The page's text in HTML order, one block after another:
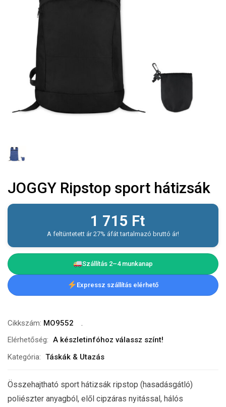
JOGGY Ripstop sport hátizsák
1 715 Ft
A feltüntetett ár 27% áfát tartalmazó bruttó ár!
Szállítás 2–4 munkanap
Expressz szállítás elérhető
Cikkszám: MO9552
Elérhetőség: A készletinfóhoz válassz színt!
Kategória: Táskák & Utazás
Összehajtható sport hátizsák ripstop (hasadásgátló)
poliészter anyagból, elől cipzáras nyitással, hálós